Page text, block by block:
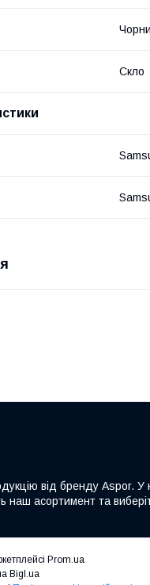
Скло
від бренду Aspor.
наш асортимент та
Prom.ua
Bigl.ua